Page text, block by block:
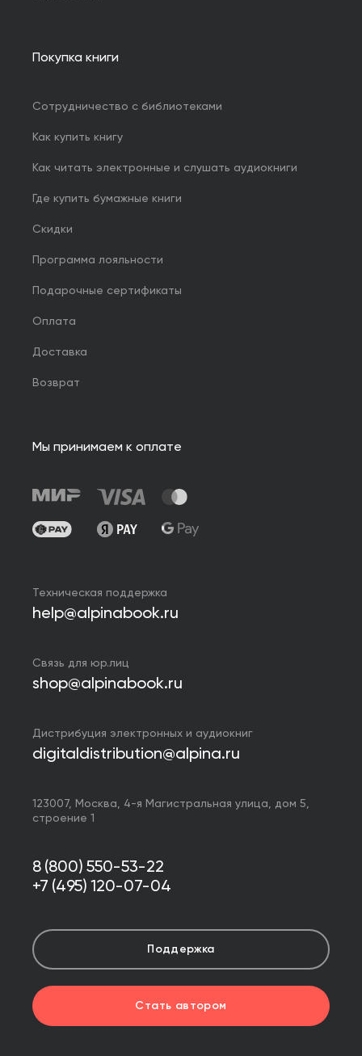
Покупка книги
Сотрудничество с библиотеками
Как купить книгу
Как читать электронные и слушать аудиокниги
Где купить бумажные книги
Скидки
Программа лояльности
Подарочные сертификаты
Оплата
Доставка
Возврат
Мы принимаем к оплате
Техническая поддержка
help@alpinabook.ru
Связь для юр.лиц
shop@alpinabook.ru
Дистрибуция электронных и аудиокниг
digitaldistribution@alpina.ru
123007, Москва, 4-я Магистральная улица, дом 5,
строение 1
8 (800) 550-53-22
+7 (495) 120-07-04
Поддержка
Стать автором